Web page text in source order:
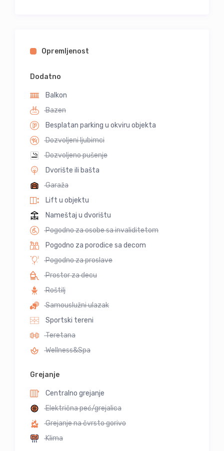
Opremljenost
Dodatno
Balkon
Bazen
Besplatan parking u okviru objekta
Dozvoljeni ljubimci
Dozvoljeno pušenje
Dvorište ili bašta
Garaža
Lift u objektu
Nameštaj u dvorištu
Pogodno za osobe sa invaliditetom
Pogodno za porodice sa decom
Pogodno za proslave
Prostor za decu
Roštilj
Samouslužni ulazak
Sportski tereni
Teretana
Wellness&Spa
Grejanje
Centralno grejanje
Električna peć/grejalica
Grejanje na čvrsto gorivo
Klima